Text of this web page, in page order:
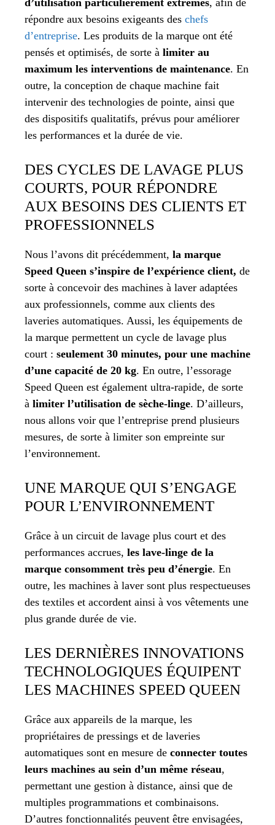
d’utilisation particulièrement extrêmes, afin de
répondre aux besoins exigeants des chefs
d’entreprise. Les produits de la marque ont été
pensés et optimisés, de sorte à limiter au
maximum les interventions de maintenance. En
outre, la conception de chaque machine fait
intervenir des technologies de pointe, ainsi que
des dispositifs qualitatifs, prévus pour améliorer
les performances et la durée de vie.
DES CYCLES DE LAVAGE PLUS
COURTS, POUR RÉPONDRE
AUX BESOINS DES CLIENTS ET
PROFESSIONNELS
Nous l’avons dit précédemment, la marque
Speed Queen s’inspire de l’expérience client, de
sorte à concevoir des machines à laver adaptées
aux professionnels, comme aux clients des
laveries automatiques. Aussi, les équipements de
la marque permettent un cycle de lavage plus
court : seulement 30 minutes, pour une machine
d’une capacité de 20 kg. En outre, l’essorage
Speed Queen est également ultra-rapide, de sorte
à limiter l’utilisation de sèche-linge. D’ailleurs,
nous allons voir que l’entreprise prend plusieurs
mesures, de sorte à limiter son empreinte sur
l’environnement.
UNE MARQUE QUI S’ENGAGE
POUR L’ENVIRONNEMENT
Grâce à un circuit de lavage plus court et des
performances accrues, les lave-linge de la
marque consomment très peu d’énergie. En
outre, les machines à laver sont plus respectueuses
des textiles et accordent ainsi à vos vêtements une
plus grande durée de vie.
LES DERNIÈRES INNOVATIONS
TECHNOLOGIQUES ÉQUIPENT
LES MACHINES SPEED QUEEN
Grâce aux appareils de la marque, les
propriétaires de pressings et de laveries
automatiques sont en mesure de connecter toutes
leurs machines au sein d’un même réseau,
permettant une gestion à distance, ainsi que de
multiples programmations et combinaisons.
D’autres fonctionnalités peuvent être envisagées,